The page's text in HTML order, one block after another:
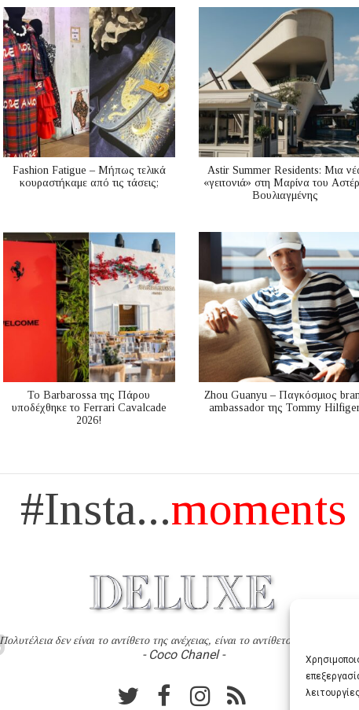
Fashion Fatigue – Μήπως τελικά
κουραστήκαμε από τις τάσεις;
Astir Summer Residents: Μια
«γειτονιά» στη Μαρίνα του
Βουλιαγμένης
Το Barbarossa της Πάρου
υποδέχθηκε το Ferrari Cavalcade
2026!
Zhou Guanyu – Παγκόσμιος
ambassador της Tommy
#Insta...moments
Πολυτέλεια δεν είναι το αντίθετο της ανέχειας, είναι το αντίθετο της
- Coco Chanel -